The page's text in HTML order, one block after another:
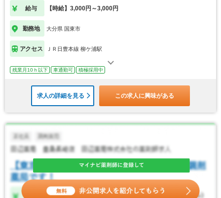
給与 【時給】3,000円～3,000円
勤務地 大分県 国東市
アクセス ＪＲ日豊本線 柳ケ浦駅
残業月10ｈ以下 車通勤可 積極採用中
求人の詳細を見る この求人に興味がある